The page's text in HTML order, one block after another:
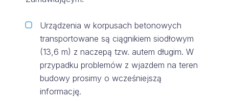
Urządzenia w korpusach betonowych
transportowane są ciągnikiem siodłowym
(13,6 m) z naczepą tzw. autem długim. W
przypadku problemów z wjazdem na teren
budowy prosimy o wcześniejszą
informację.